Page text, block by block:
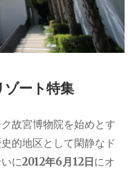
ゾート特集
故宮博物院を始めとす
的地区として閑静なド
に2012年6月12日にオ